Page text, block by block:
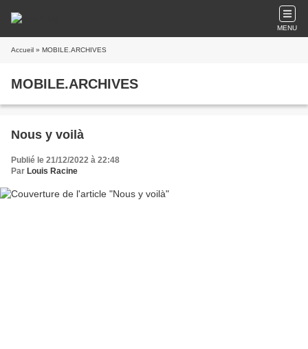
MENU
Accueil » MOBILE.ARCHIVES
MOBILE.ARCHIVES
Nous y voilà
Publié le 21/12/2022 à 22:48
Par Louis Racine